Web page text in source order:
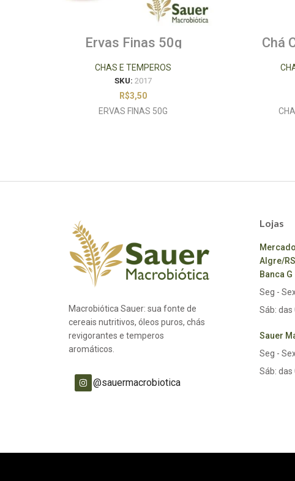
Ervas Finas 50g
CHAS E TEMPEROS
SKU: 2017
R$3,50
ERVAS FINAS 50G
Chá
Macrobiótica Sauer: sua fonte de
cereais nutritivos, óleos puros, chás
revigorantes e temperos
aromáticos.
@sauermacrobiotica
Lojas
Algre/
Banca G
Seg -
Sáb: das
Sauer
Seg -
Sáb: das